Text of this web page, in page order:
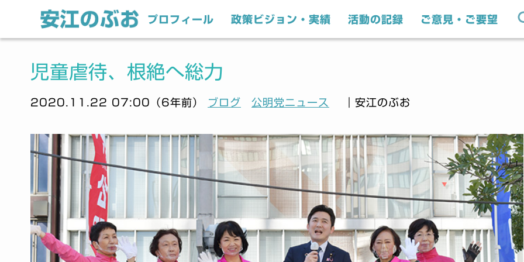
プロフィール 政策ビジョン・実績 活動の記録 ご意見・ご要望
児童虐待、根絶へ総力
2020.11.22 07:00（6年前） ブログ 公明党ニュース ｜安江のぶお